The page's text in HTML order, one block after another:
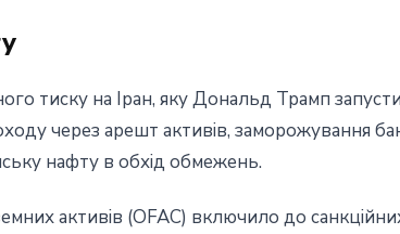
тиску на Іран, яку Дональд Трамп
через арешт активів, заморожування
нафту в обхід обмежень.
активів (OFAC) включило до